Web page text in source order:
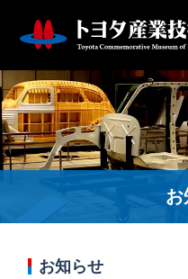
お
お知らせ